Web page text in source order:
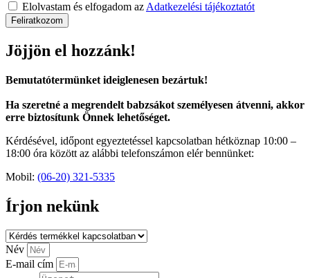
Elolvastam és elfogadom az Adatkezelési tájékoztatót
Feliratkozom
Jöjjön el hozzánk!
Bemutatótermünket ideiglenesen bezártuk!
Ha szeretné a megrendelt babzsákot személyesen átvenni, akkor
erre biztosítunk Önnek lehetőséget.
Kérdésével, időpont egyeztetéssel kapcsolatban hétköznap 10:00 –
18:00 óra között az alábbi telefonszámon elér bennünket:
Mobil: (06-20) 321-5335
Írjon nekünk
Név
E-mail cím